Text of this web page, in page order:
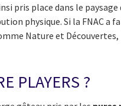
pris place dans le
physique. Si la FNAC a
Nature et
PLAYERS ?